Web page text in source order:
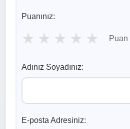
Puanınız:
★ ★ ★ ★ ★ Puan
Adınız Soyadınız:
E-posta Adresiniz: